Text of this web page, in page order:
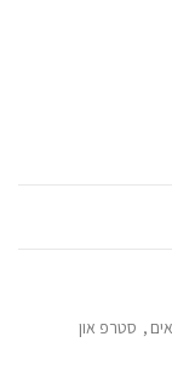
, סטרפ און